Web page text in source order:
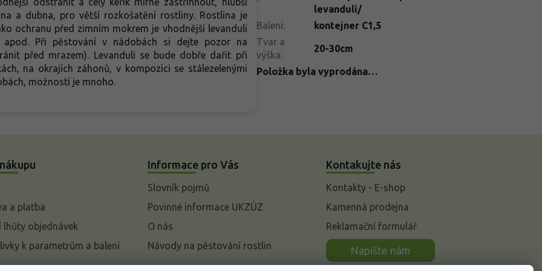
a dubna, pro větší rozkošatění rostliny. Rostlina je
ochranu před zimním mokrem je vhodnější levanduli
apod. Při pěstování v nádobách si dejte pozor na
před mrazem). Levanduli se bude dobře dařit při
na okrajích záhonů, v kompozici se stálezelenými
možností je mnoho.
levanduli/
Balení:
kontejner C1,5
Tvar a
výška:
20-30cm
Položka byla vyprodána…
a platba
lhůty objednávek
k parametrům a balení
Informace pro Vás
Slovník pojmů
Povinné informace UKZÚZ
O nás
Návody na pěstování rostlin
Kontakujte nás
Kontakty - E-shop
Kamenná prodejna
Reklamační formulář
Napište nám